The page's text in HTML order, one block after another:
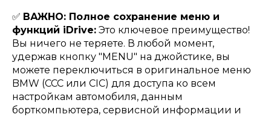
✅ ВАЖНО: Полное сохранение меню и
функций iDrive: Это ключевое преимущество!
Вы ничего не теряете. В любой момент,
удержав кнопку "MENU" на джойстике, вы
можете переключиться в оригинальное меню
BMW (CCC или CIC) для доступа ко всем
настройкам автомобиля, данным
борткомпьютера, сервисной информации и